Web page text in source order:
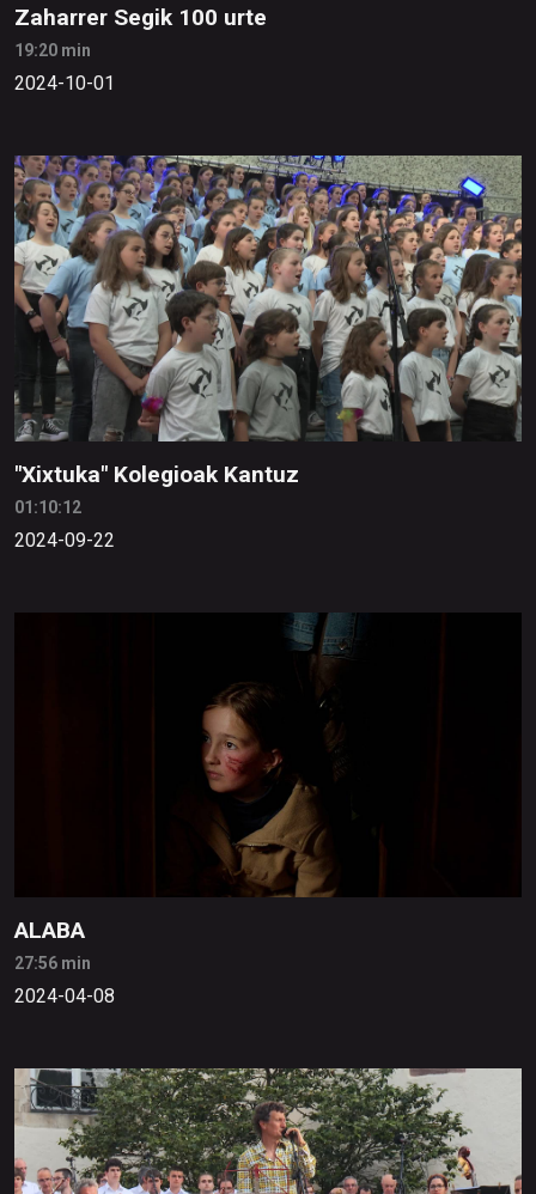
Zaharrer Segik 100 urte
19:20 min
2024-10-01
"Xixtuka" Kolegioak Kantuz
01:10:12
2024-09-22
ALABA
27:56 min
2024-04-08